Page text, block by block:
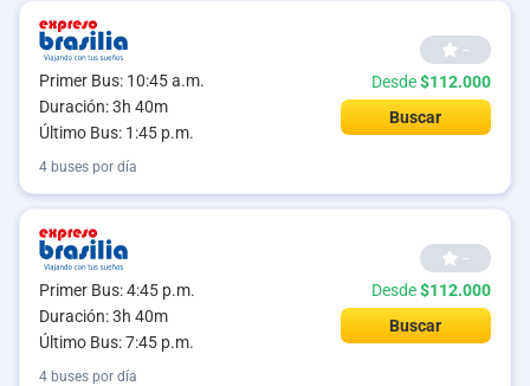
Primer Bus: 10:45 a.m.
Duración: 3h 40m
Último Bus: 1:45 p.m.
--
Desde$112.000
Buscar
4 buses por día
Primer Bus: 4:45 p.m.
Duración: 3h 40m
Último Bus: 7:45 p.m.
--
Desde$112.000
Buscar
4 buses por día